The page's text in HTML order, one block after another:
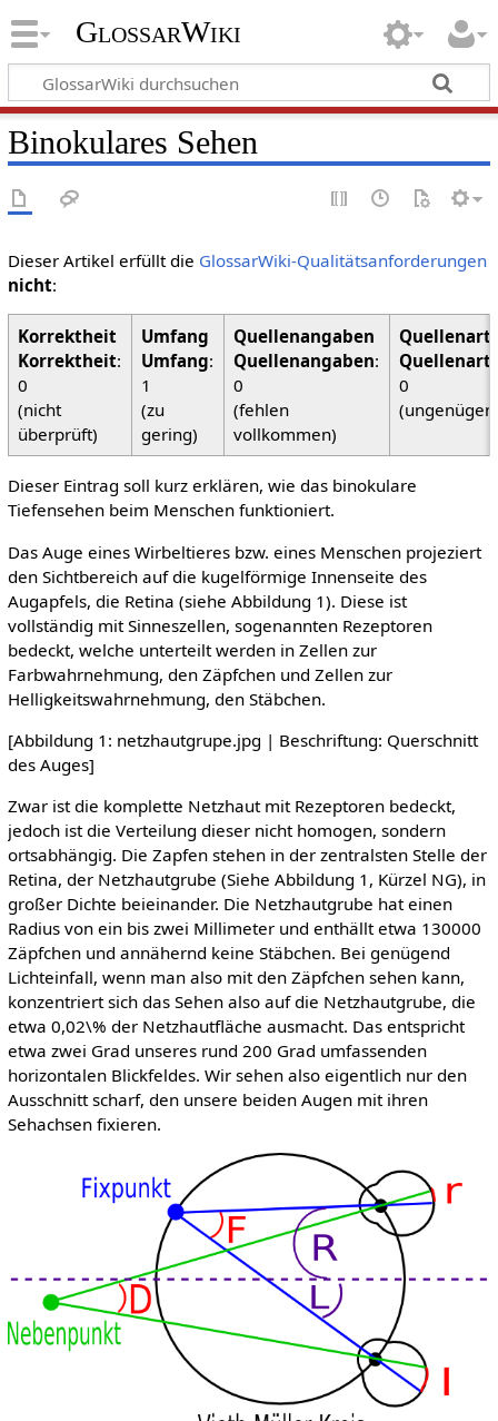
GlossarWiki
Binokulares Sehen
Dieser Artikel erfüllt die GlossarWiki-Qualitätsanforderungen
nicht:
Korrektheit:
0
(nicht
überprüft)
Umfang:
1
(zu
gering)
Quellenangaben:
0
(fehlen
vollkommen)
0
Dieser Eintrag soll kurz erklären, wie das binokulare
Tiefensehen beim Menschen funktioniert.
Das Auge eines Wirbeltieres bzw. eines Menschen projeziert
den Sichtbereich auf die kugelförmige Innenseite des
Augapfels, die Retina (siehe Abbildung 1). Diese ist
vollständig mit Sinneszellen, sogenannten Rezeptoren
bedeckt, welche unterteilt werden in Zellen zur
Farbwahrnehmung, den Zäpfchen und Zellen zur
Helligkeitswahrnehmung, den Stäbchen.
[Abbildung 1: netzhautgrupe.jpg | Beschriftung: Querschnitt
des Auges]
Zwar ist die komplette Netzhaut mit Rezeptoren bedeckt,
jedoch ist die Verteilung dieser nicht homogen, sondern
ortsabhängig. Die Zapfen stehen in der zentralsten Stelle der
Retina, der Netzhautgrube (Siehe Abbildung 1, Kürzel NG), in
großer Dichte beieinander. Die Netzhautgrube hat einen
Radius von ein bis zwei Millimeter und enthällt etwa 130000
Zäpfchen und annähernd keine Stäbchen. Bei genügend
Lichteinfall, wenn man also mit den Zäpfchen sehen kann,
konzentriert sich das Sehen also auf die Netzhautgrube, die
etwa 0,02\% der Netzhautfläche ausmacht. Das entspricht
etwa zwei Grad unseres rund 200 Grad umfassenden
horizontalen Blickfeldes. Wir sehen also eigentlich nur den
Ausschnitt scharf, den unsere beiden Augen mit ihren
Sehachsen fixieren.